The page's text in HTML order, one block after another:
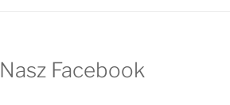
Nasz Facebook